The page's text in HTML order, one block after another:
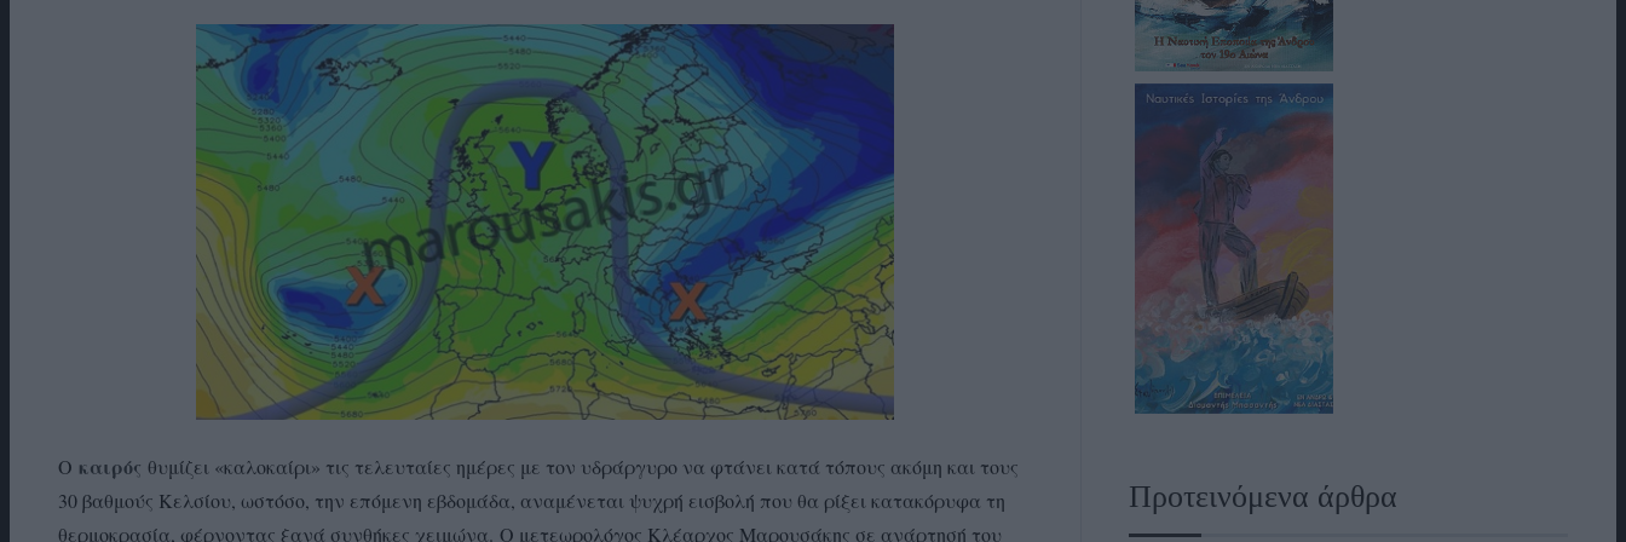
Ο καιρός θυμίζει «καλοκαίρι» τις τελευταίες ημέρες με τον υδράργυρο να φτάνει κατά τόπους ακόμη και τους
30 βαθμούς Κελσίου, ωστόσο, την επόμενη εβδομάδα, αναμένεται ψυχρή εισβολή που θα ρίξει κατακόρυφα τη
θερμοκρασία, φέρνοντας ξανά συνθήκες χειμώνα. Ο μετεωρολόγος Κλέαρχος Μαρουσάκης σε ανάρτησή του
Προτεινόμενα άρθρα